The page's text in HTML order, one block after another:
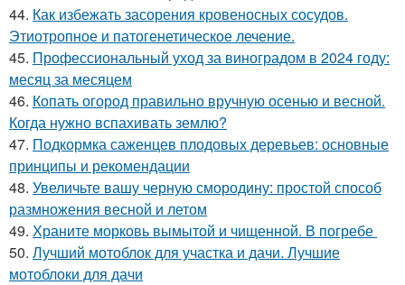
44. Как избежать засорения кровеносных сосудов.
Этиотропное и патогенетическое лечение.
45. Профессиональный уход за виноградом в 2024 году:
месяц за месяцем
46. Копать огород правильно вручную осенью и весной.
Когда нужно вспахивать землю?
47. Подкормка саженцев плодовых деревьев: основные
принципы и рекомендации
48. Увеличьте вашу черную смородину: простой способ
размножения весной и летом
49. Храните морковь вымытой и чищенной. В погребе
50. Лучший мотоблок для участка и дачи. Лучшие
мотоблоки для дачи